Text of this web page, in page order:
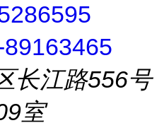
长江路556号
室